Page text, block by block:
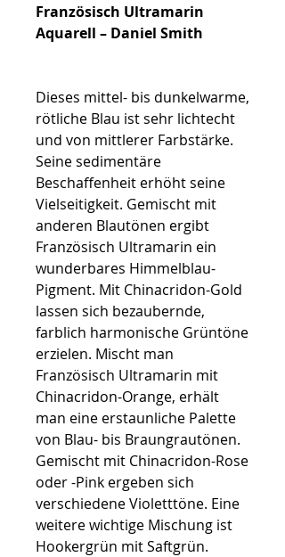
Französisch Ultramarin
Aquarell – Daniel Smith
Dieses mittel- bis dunkelwarme,
rötliche Blau ist sehr lichtecht
und von mittlerer Farbstärke.
Seine sedimentäre
Beschaffenheit erhöht seine
Vielseitigkeit. Gemischt mit
anderen Blautönen ergibt
Französisch Ultramarin ein
wunderbares Himmelblau-
Pigment. Mit Chinacridon-Gold
lassen sich bezaubernde,
farblich harmonische Grüntöne
erzielen. Mischt man
Französisch Ultramarin mit
Chinacridon-Orange, erhält
man eine erstaunliche Palette
von Blau- bis Braungrautönen.
Gemischt mit Chinacridon-Rose
oder -Pink ergeben sich
verschiedene Violetttöne. Eine
weitere wichtige Mischung ist
Hookergrün mit Saftgrün.